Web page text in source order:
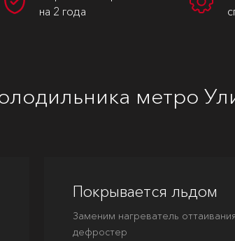
на 2 года
метро
Покрывается льдом
Заменим нагреватель
дефростер